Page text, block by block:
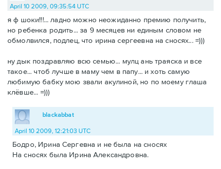
April 10 2009, 09:35:54 UTC
я ф шоки!!!... ладно можно неожиданно премию получить,
но ребенка родить... за 9 месяцев ни единым словом не
обмолвился, подлец, что ирина сергеевна на сносях... =)))
ну дык поздравляю всю семью... мулц ань траяска и все
такое... чтоб лучше в маму чем в папу... и хоть самую
любимую бабку мою звали акулиной, но по моему глаша
клёвше... =)))
blackabbat
April 10 2009, 12:21:03 UTC
Бодро, Ирина Сергевна и не была на сносях
На сносях была Ирина Александровна.